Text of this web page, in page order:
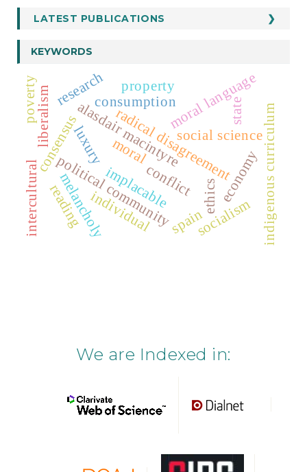
LATEST PUBLICATIONS
KEYWORDS
alasdair macintyresocial science
political community
conflict
consensus radical disagreement
ethics
moral language
luxury
consumption
moral economy
melancholy
liberalism property
implacable
socialism
individual
state
poverty
indigenous curriculum
intercultural
research
reading spain
We are Indexed in: